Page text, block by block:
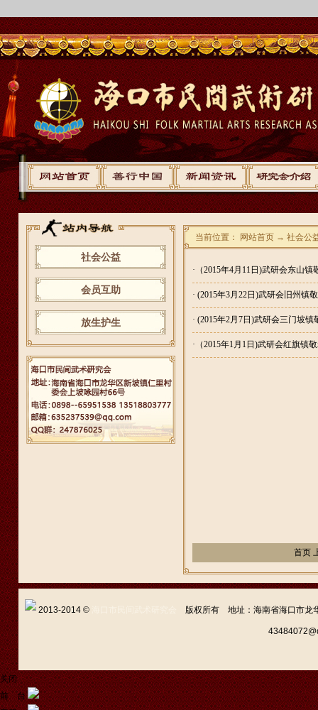
社会公益
会员互助
放生护生
当前位置： 网站首页 → 社会公
· （2015年4月11日)武研会东山
· (2015年3月22日)武研会旧州镇
· (2015年2月7日)武研会三门坡镇
· （2015年1月1日)武研会红旗镇
首页
2013-2014 © 版权所有 地址：海南省海口市
关闭
前 台